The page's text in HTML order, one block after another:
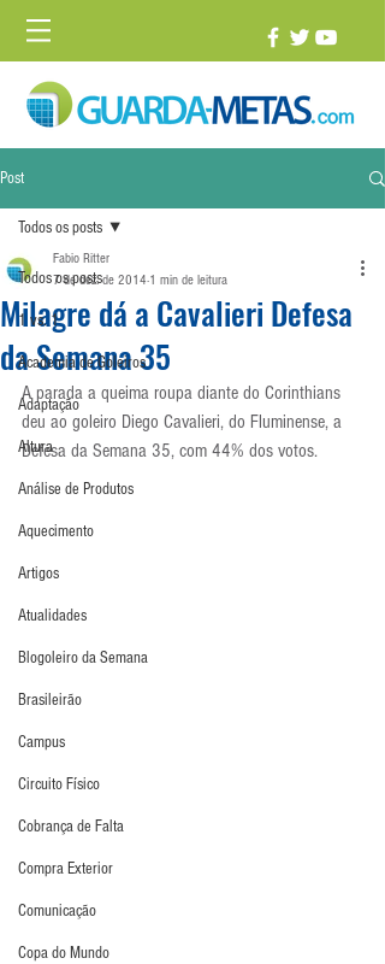
Post
Todos os posts
1 vs. 1
Academia de Goleiros
Adaptação
Altura
Análise de Produtos
Aquecimento
Artigos
Atualidades
Blogoleiro da Semana
Brasileirão
Campus
Circuito Físico
Cobrança de Falta
Compra Exterior
Comunicação
Copa do Mundo
Todos os posts
Milagre dá a Cavalieri Defesa
da Semana 35
Fabio Ritter
7 de dez. de 2014 1 min de leitura
A parada a queima roupa diante do Corinthians
deu ao goleiro Diego Cavalieri, do Fluminense, a
Defesa da Semana 35, com 44% dos votos.